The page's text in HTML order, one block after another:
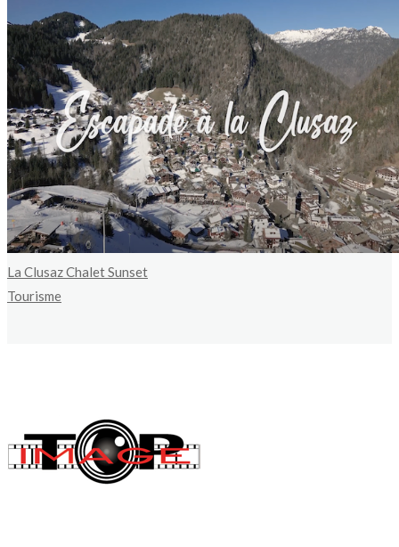
La Clusaz Chalet Sunset
Tourisme